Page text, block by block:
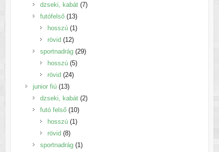
termék
dzseki, kabát 77
futófelső 1313
termék
hosszú 11
rövid 1212
termék
sportnadrág 2929
hosszú 55
rövid 2424
junior fiú 1313
termék
dzseki, kabát 22
futó felső 1010
termék
hosszú 11
rövid 88
termék
sportnadrág 11